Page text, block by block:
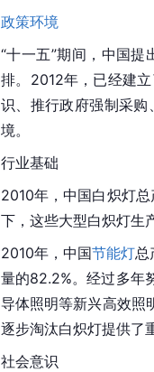
政策环境
“十一五”期间，中国
排。2012年，已经建
识、推行政府强制采
境。
行业基础
2010年，中国白炽灯
下，这些大型白炽灯生
2010年，中国节能灯总
量的82.2%。经过多年
导体照明等新兴高效照
逐步淘汰白炽灯提供了
社会意识